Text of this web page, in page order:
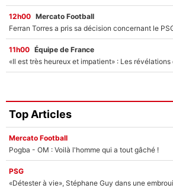
12h00 Mercato Football
11h00 Équipe de France
Top Articles
Mercato Football
Pogba - OM : Voilà l'homme qui a tout gâché !
PSG
«Détester à vie», Stéphane Guy dans une